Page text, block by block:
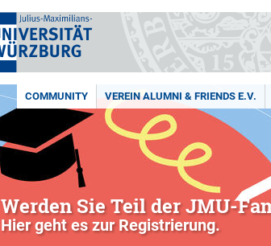
COMMUNITY VEREIN ALUMNI & FRIENDS E.V.
Werden Sie Teil der JMU-
Hier geht es zur Registrierung.